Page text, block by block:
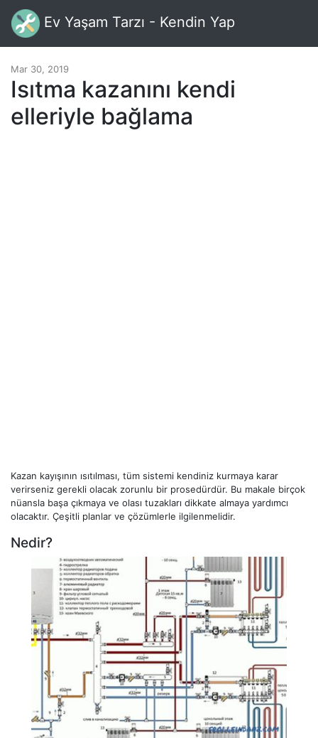
Ev Yaşam Tarzı - Kendin Yap
Mar 30, 2019
Isıtma kazanını kendi
elleriyle bağlama
Kazan kayışının ısıtılması, tüm sistemi kendiniz kurmaya karar
verirseniz gerekli olacak zorunlu bir prosedürdür. Bu makale birçok
nüansla başa çıkmaya ve olası tuzakları dikkate almaya yardımcı
olacaktır. Çeşitli planlar ve çözümlerle ilgilenmelidir.
Nedir?